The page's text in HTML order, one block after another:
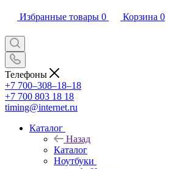
Избранные товары 0 Корзина 0
Телефоны
+7 700‒308‒18‒18
+7 700 803 18 18
timing@internet.ru
Каталог
Назад
Каталог
Ноутбуки